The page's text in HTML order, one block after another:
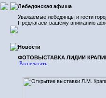
Лебедянская афиша
Уважаемые лебедянцы и гости
Предлагаем вашему вниманию
Новости
ФОТОВЫСТАВКА ЛИДИИ
Распечатать